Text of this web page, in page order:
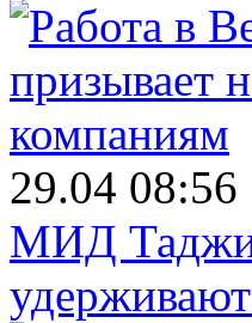
29.04 08:56
МИД